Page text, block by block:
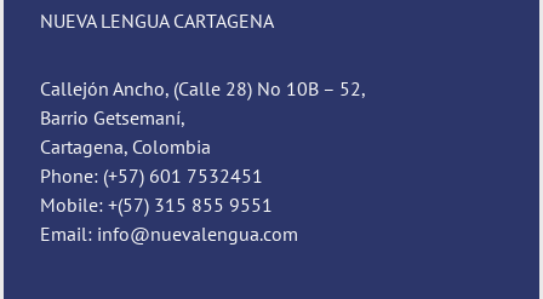
NUEVA LENGUA CARTAGENA
Callejón Ancho, (Calle 28) No 10B – 52,
Barrio Getsemaní,
Cartagena, Colombia
Phone: (+57) 601 7532451
Mobile: +(57) 315 855 9551
Email: info@nuevalengua.com